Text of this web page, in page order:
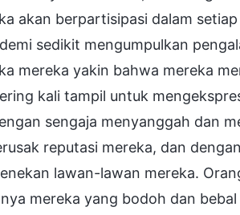
akan berpartisipasi dalam
sedikit mengumpulkan
mereka yakin bahwa mereka
kali tampil untuk
sengaja menyanggah dan
reputasi mereka, dan
lawan-lawan mereka.
mereka yang bodoh dan